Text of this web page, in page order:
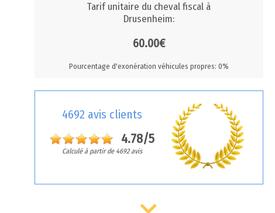
Tarif unitaire du cheval fiscal à
Drusenheim:
60.00€
Pourcentage d'exonération véhicules propres: 0%
4692 avis clients
4.78/5
Calculé à partir de 4692 avis